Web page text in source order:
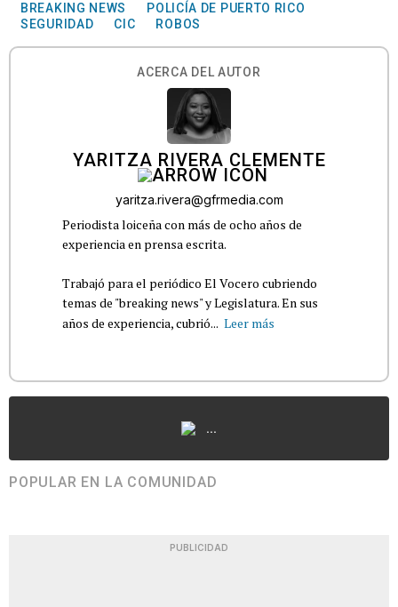
BREAKING NEWS
POLICÍA DE PUERTO RICO
SEGURIDAD
CIC ROBOS
ACERCA DEL AUTOR
YARITZA RIVERA CLEMENTE
yaritza.rivera@gfrmedia.com
Periodista loiceña con más de ocho años de
experiencia en prensa escrita.
Trabajó para el periódico El Vocero cubriendo
temas de "breaking news" y Legislatura. En sus
años de experiencia, cubrió... Leer más
...
POPULAR EN LA COMUNIDAD
PUBLICIDAD